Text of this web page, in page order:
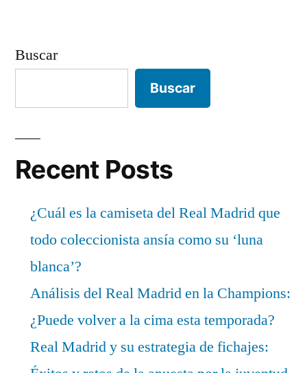
Buscar
Buscar
Recent Posts
¿Cuál es la camiseta del Real Madrid que
todo coleccionista ansía como su ‘luna
blanca’?
Análisis del Real Madrid en la Champions:
¿Puede volver a la cima esta temporada?
Real Madrid y su estrategia de fichajes: